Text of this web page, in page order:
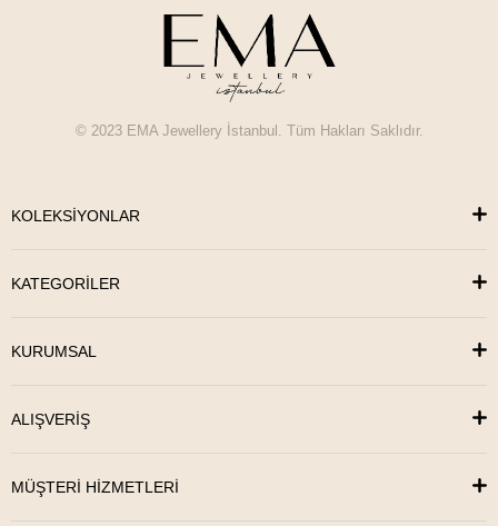
© 2023 EMA Jewellery İstanbul. Tüm Hakları Saklıdır.
KOLEKSİYONLAR
KATEGORİLER
KURUMSAL
ALIŞVERİŞ
MÜŞTERİ HİZMETLERİ